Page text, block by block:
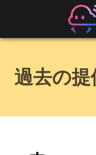
過去の